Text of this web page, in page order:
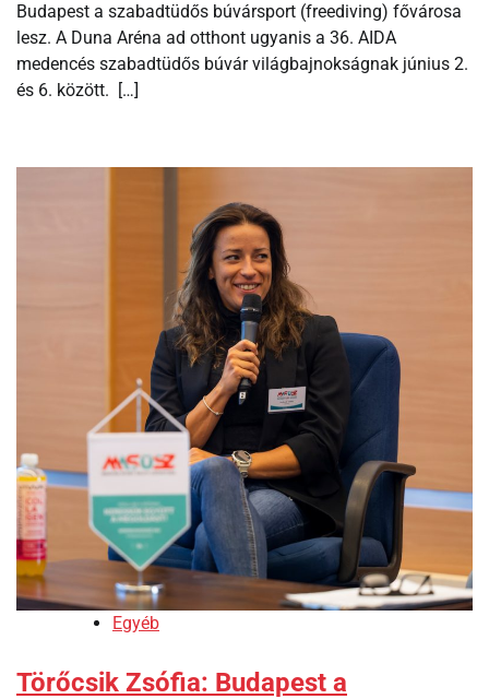
Budapest a szabadtüdős búvársport (freediving) fővárosa
lesz. A Duna Aréna ad otthont ugyanis a 36. AIDA
medencés szabadtüdős búvár világbajnokságnak június 2.
és 6. között. […]
Egyéb
Törőcsik Zsófia: Budapest a